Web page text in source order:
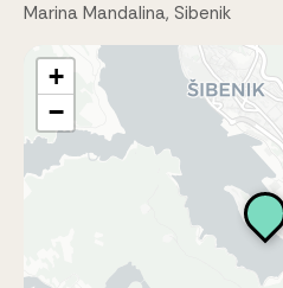
Marina Mandalina, Sibenik
+
−